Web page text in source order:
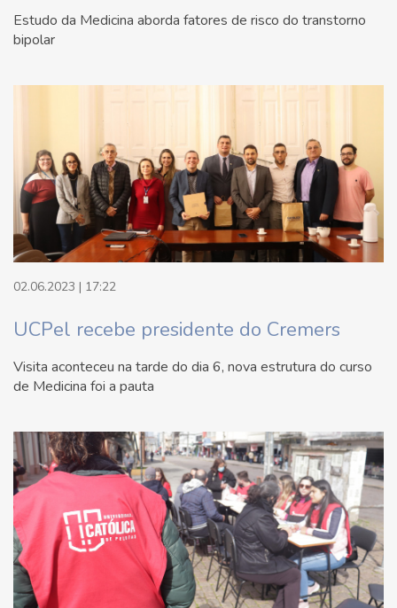
Estudo da Medicina aborda fatores de risco do transtorno
bipolar
02.06.2023 | 17:22
UCPel recebe presidente do Cremers
Visita aconteceu na tarde do dia 6, nova estrutura do curso
de Medicina foi a pauta